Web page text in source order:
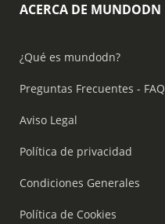
ACERCA DE MUNDODN
¿Qué es mundodn?
Preguntas Frecuentes - FAQ
Aviso Legal
Política de privacidad
Condiciones Generales
Política de Cookies